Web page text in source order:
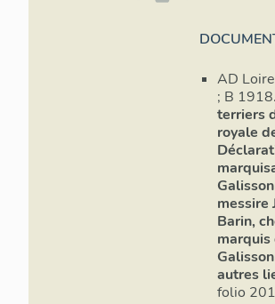
AD
; B 1918.
terriers
royale
messire
Barin,
marquis
autres
folio